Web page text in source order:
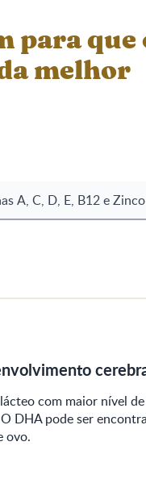
para que
melhor
A, C, D, E, B12 e Zinco​
com maior nível
DHA pode ser
ovo.​